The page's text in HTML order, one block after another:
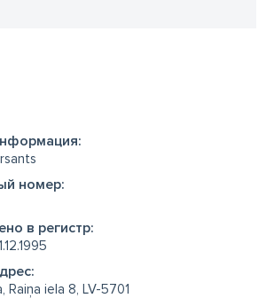
номер:
в регистр:
Raiņa iela 8, LV-5701